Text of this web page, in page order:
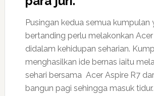
Pusingan kedua semua kumpulan
bertanding perlu melakonkan
didalam kehidupan seharian.
menghasilkan ide bernas iaitu
sehari bersama Acer Aspire R7
bangun pagi sehingga masuk